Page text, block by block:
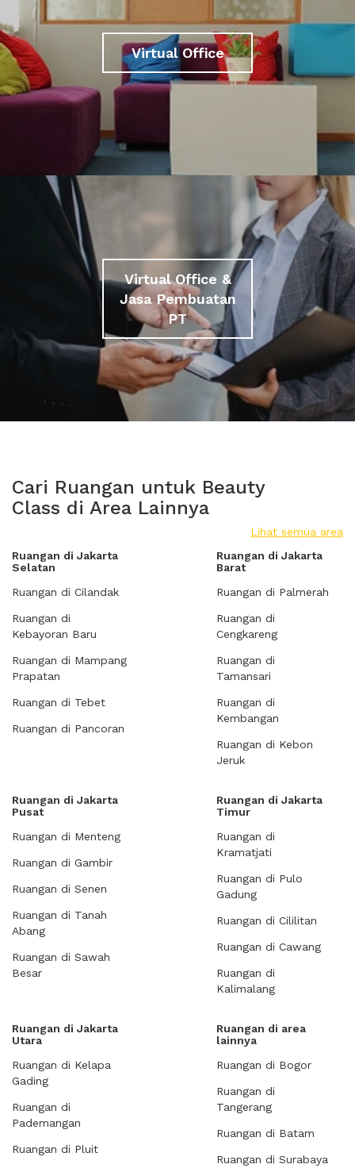
Virtual Office
Virtual Office &
Jasa Pembuatan
PT
Cari Ruangan untuk Beauty
Class di Area Lainnya
Lihat semua area
Ruangan di Jakarta
Selatan
Ruangan di Cilandak
Ruangan di
Kebayoran Baru
Ruangan di Mampang
Prapatan
Ruangan di Tebet
Ruangan di Pancoran
Ruangan di Jakarta
Barat
Ruangan di Palmerah
Ruangan di
Cengkareng
Ruangan di
Tamansari
Ruangan di
Kembangan
Ruangan di Kebon
Jeruk
Ruangan di Jakarta
Pusat
Ruangan di Menteng
Ruangan di Gambir
Ruangan di Senen
Ruangan di Tanah
Abang
Ruangan di Sawah
Besar
Ruangan di Jakarta
Timur
Ruangan di
Kramatjati
Ruangan di Pulo
Gadung
Ruangan di Cililitan
Ruangan di Cawang
Ruangan di
Kalimalang
Ruangan di Jakarta
Utara
Ruangan di Kelapa
Gading
Ruangan di
Pademangan
Ruangan di Pluit
Ruangan di area
lainnya
Ruangan di Bogor
Ruangan di
Tangerang
Ruangan di Batam
Ruangan di Surabaya